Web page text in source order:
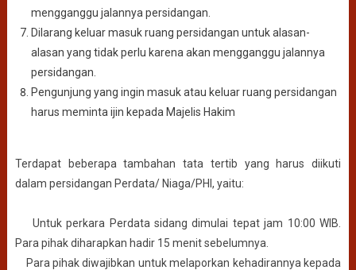
mengganggu jalannya persidangan.
Dilarang keluar masuk ruang persidangan untuk alasan-
alasan yang tidak perlu karena akan mengganggu jalannya
persidangan.
Pengunjung yang ingin masuk atau keluar ruang persidangan
harus meminta ijin kepada Majelis Hakim
Terdapat beberapa tambahan tata tertib yang harus diikuti
dalam persidangan Perdata/ Niaga/PHI, yaitu:
Untuk perkara Perdata sidang dimulai tepat jam 10:00 WIB.
Para pihak diharapkan hadir 15 menit sebelumnya.
Para pihak diwajibkan untuk melaporkan kehadirannya kepada